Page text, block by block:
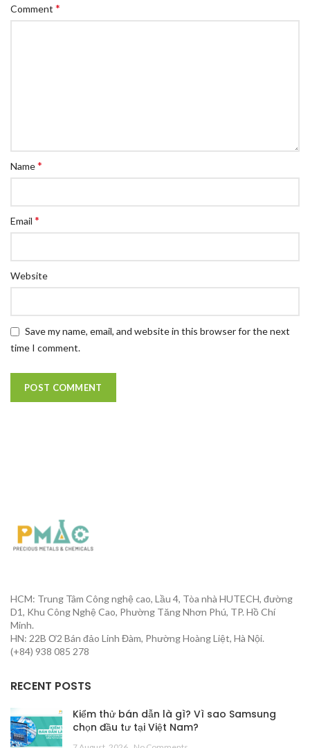
Comment *
Name*
Email *
Website
Save my name, email, and website in this browser for the next
time I comment.
HCM: Trung Tâm Công nghệ cao, Lầu 4, Tòa nhà HUTECH, đường
D1, Khu Công Nghệ Cao, Phường Tăng Nhơn Phú, TP. Hồ Chí
Minh.
HN: 22B Ơ2 Bán đảo Linh Đàm, Phường Hoàng Liệt, Hà Nội.
(+84) 938 085 278
RECENT POSTS
Kiểm thử bán dẫn là gì? Vì sao Samsung
chọn đầu tư tại Việt Nam?